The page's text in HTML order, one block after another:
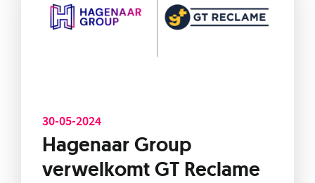
30-05-2024
Hagenaar Group
verwelkomt GT Reclame